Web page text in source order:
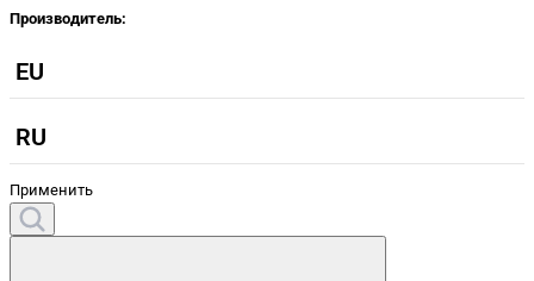
Производитель:
EU
RU
Применить